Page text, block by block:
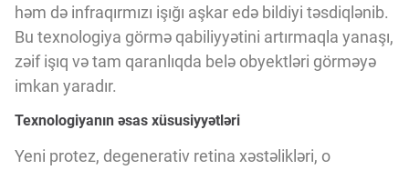
MƏXFİLİK SİYASƏTİ
Haqqımızda
həm də infraqırmızı işığı aşkar edə bildiyi təsdiqlənib.
Bu texnologiya görmə qabiliyyətini artırmaqla yanaşı,
zəif işıq və tam qaranlıqda belə obyektləri görməyə
imkan yaradır.
Texnologiyanın əsas xüsusiyyətləri
Yeni protez, degenerativ retina xəstəlikləri, o